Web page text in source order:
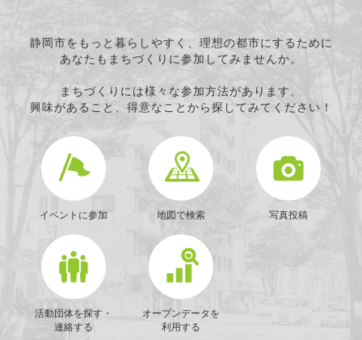
静岡市をもっと暮らしやすく、理想の都市にするために
あなたもまちづくりに参加してみませんか。
まちづくりには様々な参加方法があります。
興味があること、得意なことから探してみてください！
イベントに参加 地図で検索 写真投稿
活動団体を探す・
連絡する
オープンデータを
利用する